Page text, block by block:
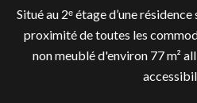
Situé au 2ᵉ étage d’une
proximité de toutes les
non meublé d'environ 77 m²